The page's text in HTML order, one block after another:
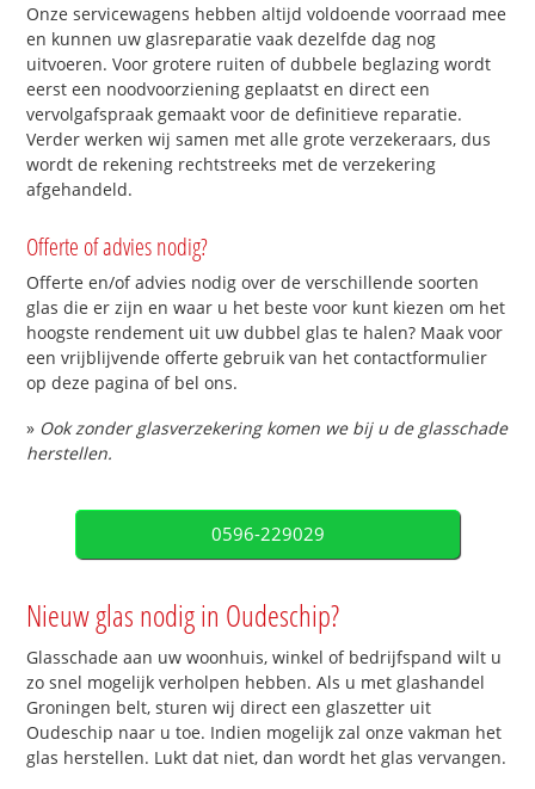
Onze servicewagens hebben altijd voldoende voorraad mee
en kunnen uw glasreparatie vaak dezelfde dag nog
uitvoeren. Voor grotere ruiten of dubbele beglazing wordt
eerst een noodvoorziening geplaatst en direct een
vervolgafspraak gemaakt voor de definitieve reparatie.
Verder werken wij samen met alle grote verzekeraars, dus
wordt de rekening rechtstreeks met de verzekering
afgehandeld.
Offerte of advies nodig?
Offerte en/of advies nodig over de verschillende soorten
glas die er zijn en waar u het beste voor kunt kiezen om het
hoogste rendement uit uw dubbel glas te halen? Maak voor
een vrijblijvende offerte gebruik van het contactformulier
op deze pagina of bel ons.
» Ook zonder glasverzekering komen we bij u de glasschade
herstellen.
0596-229029
Nieuw glas nodig in Oudeschip?
Glasschade aan uw woonhuis, winkel of bedrijfspand wilt u
zo snel mogelijk verholpen hebben. Als u met glashandel
Groningen belt, sturen wij direct een glaszetter uit
Oudeschip naar u toe. Indien mogelijk zal onze vakman het
glas herstellen. Lukt dat niet, dan wordt het glas vervangen.